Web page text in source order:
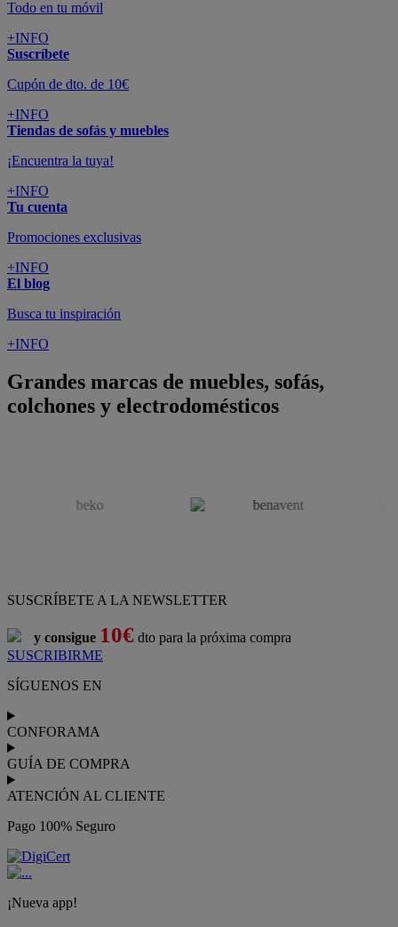
Todo en tu móvil
+INFO
Suscríbete
Cupón de dto. de 10€
+INFO
Tiendas de sofás y muebles
¡Encuentra la tuya!
+INFO
Tu cuenta
Promociones exclusivas
+INFO
El blog
Busca tu inspiración
+INFO
Grandes marcas de muebles, sofás,
colchones y electrodomésticos
SUSCRÍBETE A LA NEWSLETTER
y consigue 10€ dto para la próxima compra
SUSCRIBIRME
SÍGUENOS EN
CONFORAMA
GUÍA DE COMPRA
ATENCIÓN AL CLIENTE
Pago 100% Seguro
¡Nueva app!